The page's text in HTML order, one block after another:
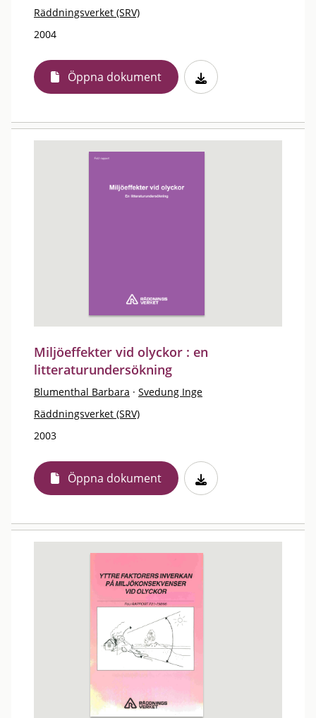
Räddningsverket (SRV)
2004
Öppna dokument
Miljöeffekter vid olyckor : en
litteraturundersökning
Blumenthal Barbara · Svedung Inge
Räddningsverket (SRV)
2003
Öppna dokument